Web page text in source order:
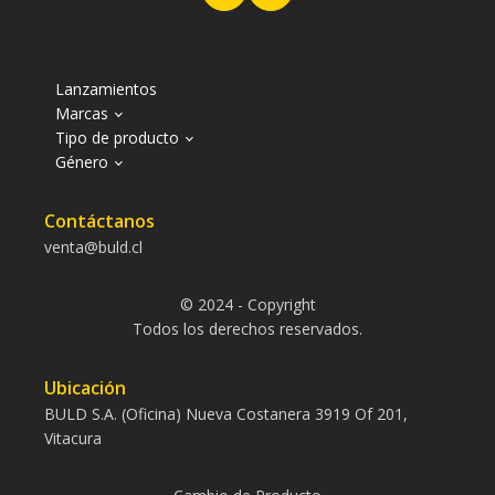
Lanzamientos
Marcas
Tipo de producto
Género
Contáctanos
venta@buld.cl
© 2024 - Copyright
Todos los derechos reservados.
Ubicación
BULD S.A. (Oficina) Nueva Costanera 3919 Of 201,
Vitacura